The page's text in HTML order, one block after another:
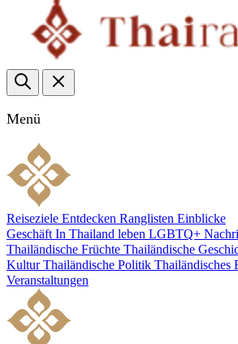
Menü
Reiseziele Entdecken Ranglisten Einblicke
Geschäft In Thailand leben LGBTQ+
Thailändische Früchte Thailändische
Kultur Thailändische Politik Thailändisches
Veranstaltungen